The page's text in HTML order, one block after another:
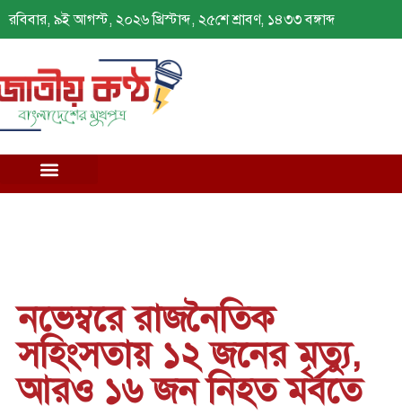
রবিবার, ৯ই আগস্ট, ২০২৬ খ্রিস্টাব্দ, ২৫শে শ্রাবণ, ১৪৩৩ বঙ্গাব্দ
নভেম্বরে রাজনৈতিক
সহিংসতায় ১২ জনের মৃত্যু,
আরও ১৬ জন নিহত মর্বতে